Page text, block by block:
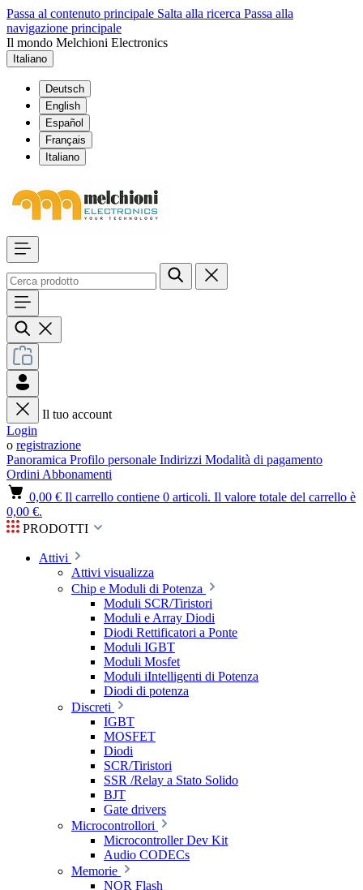
Passa al contenuto principale Salta alla ricerca Passa alla
navigazione principale
Il mondo Melchioni Electronics
Italiano
Deutsch
English
Español
Français
Italiano
Il tuo account
Login
o registrazione
Panoramica Profilo personale Indirizzi Modalità di pagamento
Ordini Abbonamenti
0,00 € Il carrello contiene 0 articoli. Il valore totale del carrello è
0,00 €.
PRODOTTI
Attivi
Attivi visualizza
Chip e Moduli di Potenza
Moduli SCR/Tiristori
Moduli e Array Diodi
Diodi Rettificatori a Ponte
Moduli IGBT
Moduli Mosfet
Moduli iIntelligenti di Potenza
Diodi di potenza
Discreti
IGBT
MOSFET
Diodi
SCR/Tiristori
SSR /Relay a Stato Solido
BJT
Gate drivers
Microcontrollori
Microcontroller Dev Kit
Audio CODECs
Memorie
NOR Flash